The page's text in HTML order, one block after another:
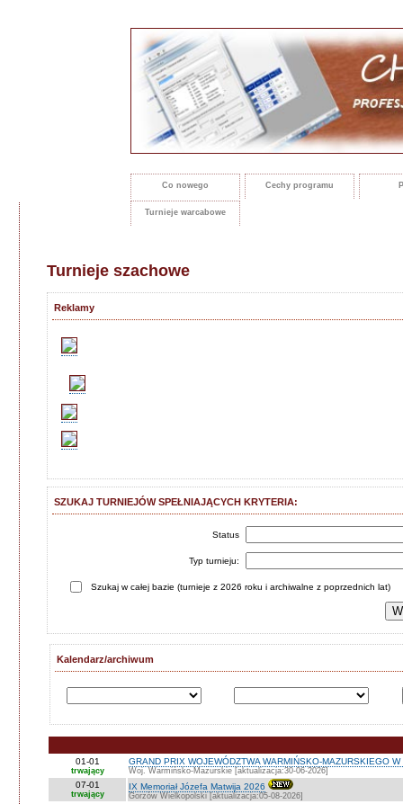
Co nowego Cechy programu
Turnieje warcabowe
Turnieje szachowe
Reklamy
SZUKAJ TURNIEJÓW SPEŁNIAJĄCYCH KRYTERIA:
Status
Typ turnieju:
Szukaj w całej bazie (turnieje z 2026 roku i archiwalne z poprzednich lat)
Kalendarz/archiwum
01-01
trwający
GRAND PRIX WOJEWÓDZTWA WARMIŃSKO-MAZURSKIEGO
Woj. Warmińsko-Mazurskie [aktualizacja:30-06-2026]
07-01
trwający
IX Memoriał Józefa Matwija 2026
Gorzów Wielkopolski [aktualizacja:05-08-2026]